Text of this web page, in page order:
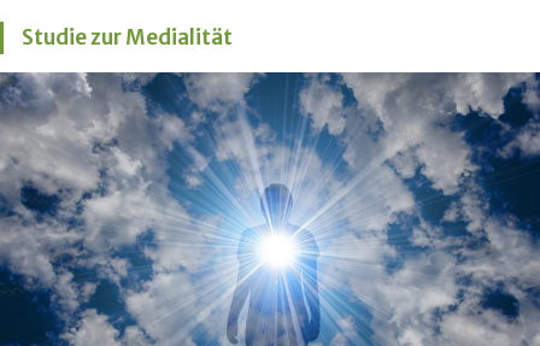
Studie zur Medialität